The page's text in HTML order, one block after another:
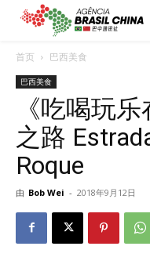
首页 巴西美食
巴西美食
《吃喝玩
之路
Roque
由 Bob Wei - 2018年9月12日